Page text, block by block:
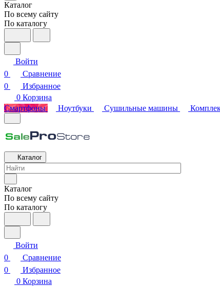
Каталог
По всему сайту
По каталогу
Войти
0
Сравнение
0
Избранное
0 Корзина
Смартфоны
Ноутбуки Сушильные машины
Каталог
Каталог
По всему сайту
По каталогу
Войти
0
Сравнение
0
Избранное
0 Корзина